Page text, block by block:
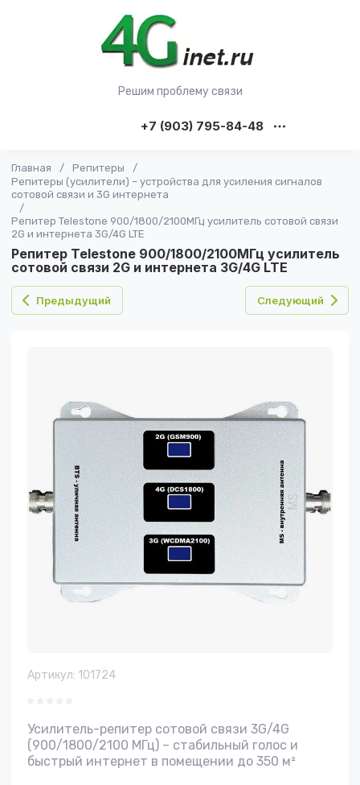
Решим проблему связи
+7 (903) 795-84-48
Главная / Репитеры
/
Репитеры (усилители) – устройства для усиления сигналов
сотовой связи и 3G интернета
/
Репитер Telestone 900/1800/2100МГц усилитель сотовой связи
2G и интернета 3G/4G LTE
Репитер Telestone 900/1800/2100МГц усилитель
сотовой связи 2G и интернета 3G/4G LTE
Предыдущий Следующий
Артикул: 101724
Усилитель-репитер сотовой связи 3G/4G
(900/1800/2100 МГц) – стабильный голос и
быстрый интернет в помещении до 350 м²